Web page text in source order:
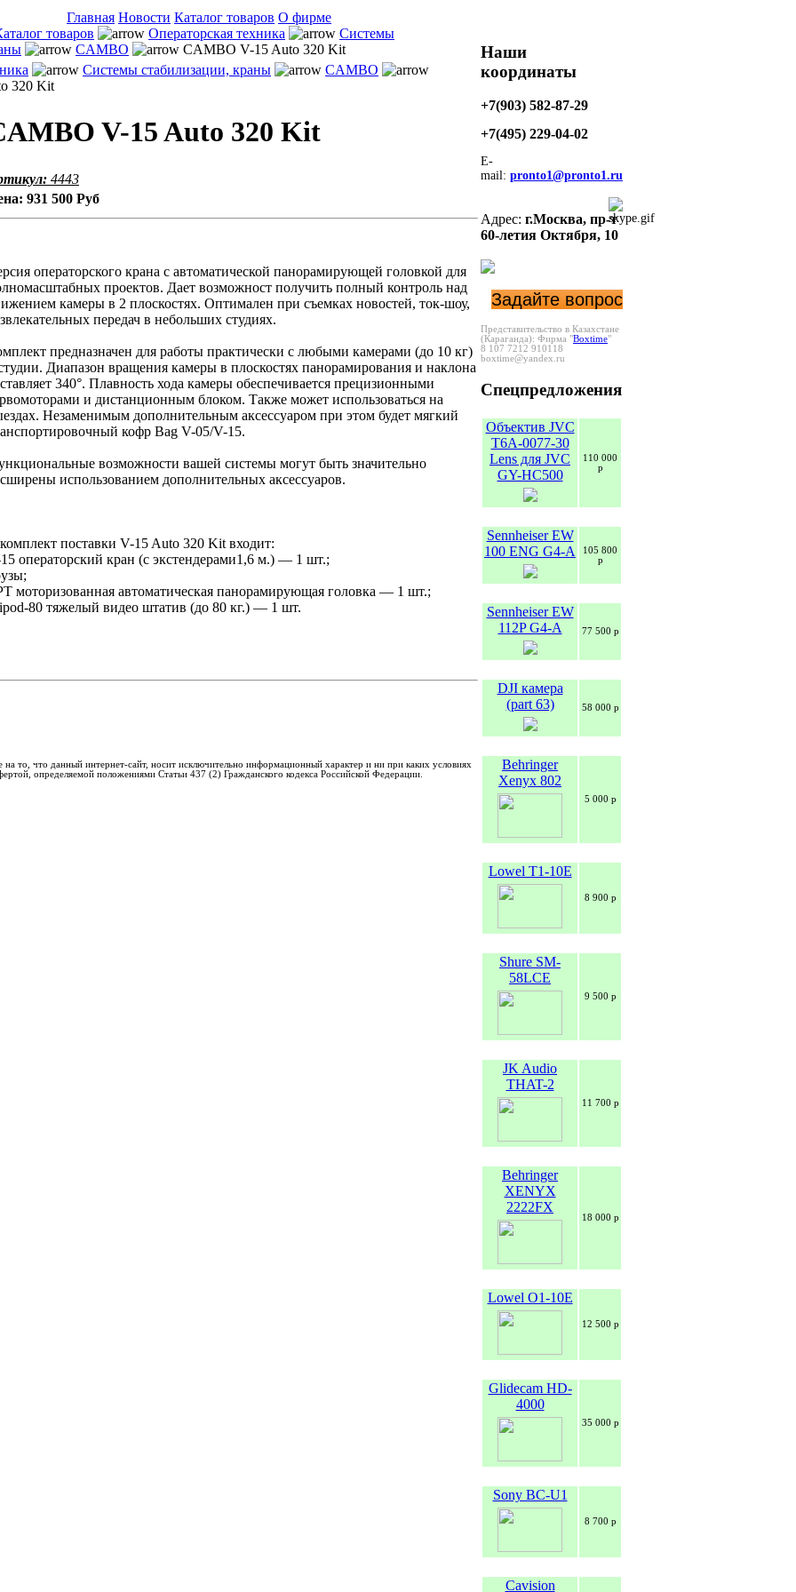
Главная Новости Каталог товаров О фирме
товаров Операторская техника
Системы
CAMBO
CAMBO V-15 Auto 320 Kit
Системы стабилизации, краны
CAMBO
320 Kit
V-15 Auto 320 Kit
4443
931 500 Руб
операторского крана с автоматической панорамирующей головкой для
проектов. Дает возможност получить полный контроль над
камеры в 2 плоскостях. Оптимален при съемках новостей, ток-шоу,
передач в небольших студиях.
предназначен для работы практически с любыми камерами (до 10 кг)
Диапазон вращения камеры в плоскостях панорамирования и наклона
340°. Плавность хода камеры обеспечивается прецизионными
и дистанционным блоком. Также может использоваться на
Незаменимым дополнительным аксессуаром при этом будет мягкий
кофр Bag V-05/V-15.
возможности вашей системы могут быть значительно
использованием дополнительных аксессуаров.
поставки V-15 Auto 320 Kit входит:
операторский кран (с экстендерами1,6 м.) — 1 шт.;
моторизованная автоматическая панорамирующая головка — 1 шт.;
80 тяжелый видео штатив (до 80 кг.) — 1 шт.
то, что данный интернет-сайт, носит исключительно информационный характер и ни при каких условиях
определяемой положениями Статьи 437 (2) Гражданского кодекса Российской Федерации.
Наши
координаты
+7(903) 582-87-29
+7(495) 229-04-02
E-
mail: pronto1@pronto1.ru
Адрес: г.Москва, пр-т
60-летия Октября, 10
Задайте вопрос
Представительство в Казахстане
(Караганда): Фирма "Boxtime"
8 107 7212 910118
boxtime@yandex.ru
Спецпредложения
Объектив JVC
T6A-0077-30
Lens для JVC
GY-HC500
110 000
р
Sennheiser EW
100 ENG G4-A
105 800
р
Sennheiser EW
112P G4-A
77 500 р
DJI камера
(part 63)
58 000 р
Behringer
Xenyx 802
5 000 р
Lowel T1-10E
8 900 р
Shure SM-
58LCE
9 500 р
JK Audio
THAT-2
11 700 р
Behringer
XENYX
2222FX
18 000 р
Lowel O1-10E
12 500 р
Glidecam HD-
4000
35 000 р
Sony BC-U1
8 700 р
Cavision